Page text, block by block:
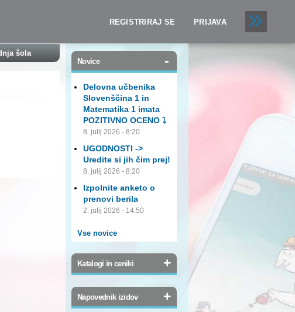
REGISTRIRAJ SE
PRIJAVA
šola
Novice -
Delovna učbenika
Slovenščina 1 in
Matematika 1 imata
POZITIVNO OCENO ⤵️
8. julij 2026 - 8:20
UGODNOSTI ->
Uredite si jih čim prej!
8. julij 2026 - 8:20
Izpolnite anketo o
prenovi berila
2. julij 2026 - 14:50
Vse novice
Katalogi in ceniki +
Napovednik izidov +